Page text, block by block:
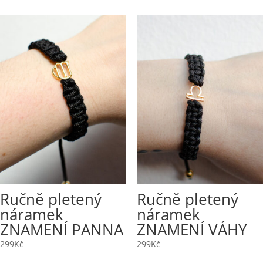
Ručně pletený
náramek
ZNAMENÍ PANNA
299Kč
Ručně pletený
náramek
ZNAMENÍ VÁHY
299Kč